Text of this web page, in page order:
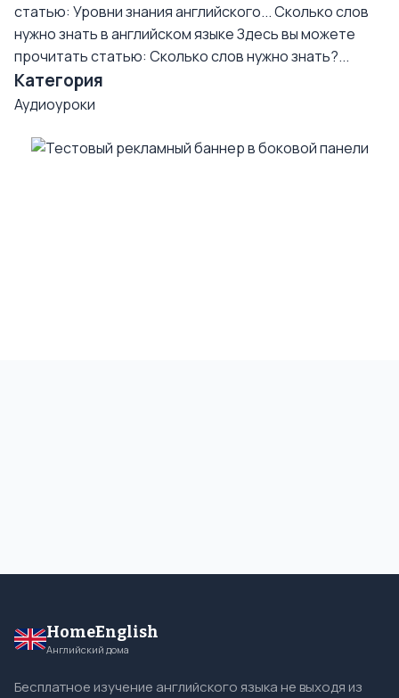
статью: Уровни знания английского...Сколько слов
нужно знать в английском языкеЗдесь вы можете
прочитать статью: Сколько слов нужно знать?...
Категория
Аудиоуроки
HomeEnglish
Английский дома
Бесплатное изучение английского языка не выходя из